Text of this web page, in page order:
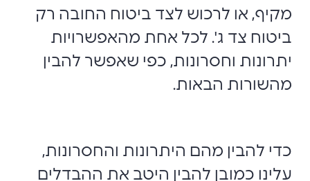
מקיף, או לרכוש לצד ביטוח החובה רק
ביטוח צד ג'. לכל אחת מהאפשרויות
יתרונות וחסרונות, כפי שאפשר להבין
מהשורות הבאות.
כדי להבין מהם היתרונות והחסרונות,
עלינו כמובן להבין היטב את ההבדלים